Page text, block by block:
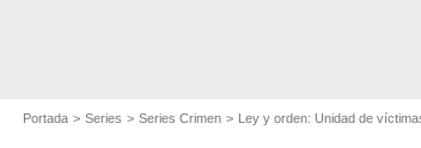
Portada Series Series Crimen Ley y orden: Unidad de